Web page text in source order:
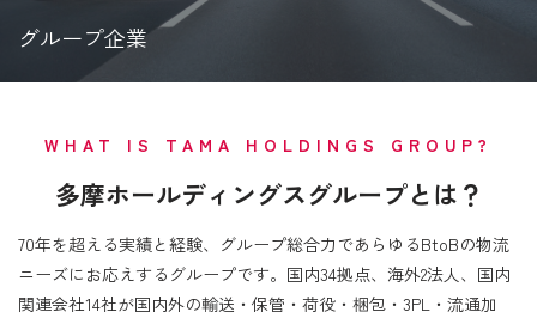
グループ企業
WHAT IS TAMA HOLDINGS GROUP?
多摩ホールディングスグループとは？
70年を超える実績と経験、グループ総合力であらゆるBtoBの物流
ニーズにお応えするグループです。国内34拠点、海外2法人、国内
関連会社14社が国内外の輸送・保管・荷役・梱包・3PL・流通加